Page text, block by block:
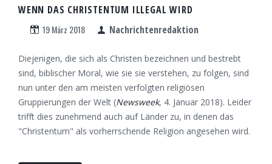
WENN DAS CHRISTENTUM ILLEGAL WIRD
19 März 2018 Nachrichtenredaktion
Diejenigen, die sich als Christen bezeichnen und bestrebt
sind, biblischer Moral, wie sie sie verstehen, zu folgen, sind
nun unter den am meisten verfolgten religiösen
Gruppierungen der Welt (Newsweek, 4. Januar 2018). Leider
trifft dies zunehmend auch auf Länder zu, in denen das
"Christentum" als vorherrschende Religion angesehen wird.